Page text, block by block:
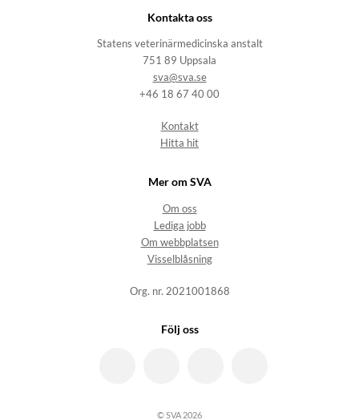
Kontakta oss
Statens veterinärmedicinska anstalt
751 89 Uppsala
sva@sva.se
+46 18 67 40 00
Kontakt
Hitta hit
Mer om SVA
Om oss
Lediga jobb
Om webbplatsen
Visselblåsning
Org. nr. 2021001868
Följ oss
© SVA 2026